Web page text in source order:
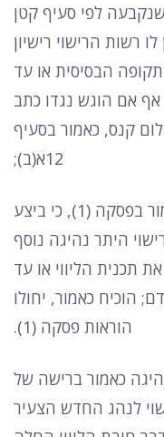
לפי סעיף קטן
לו רשות הרישוי רישיון
הבסיסית או עד
אף אם הוגש נגדו כתב
קנס, כאמור בסעיף
12א(ב);
בפסקה (1),
כי ביצע
היתר נהיגה נוסף
תכנית הליווי או עד
; הוכיח כאמור, יחולו
הוראות פסקה (1).
כאמור ברישה של
לנהג החדש הצעיר